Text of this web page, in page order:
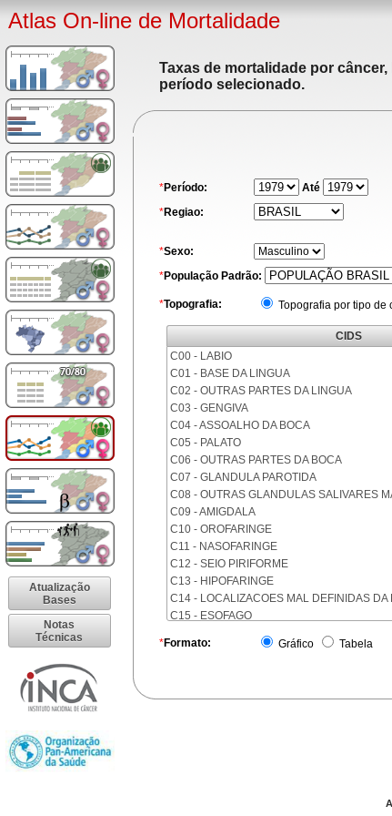
Atlas On-line de Mortalidade
Atualização
Bases
Notas
Técnicas
Taxas de mortalidade por
período selecionado.
*Período:
Até
*Regiao:
*Sexo:
*População Padrão:
*Topografia: Topografia por tipo de
CIDS
C00 - LABIO
C01 - BASE DA LINGUA
C02 - OUTRAS PARTES DA LINGUA
C03 - GENGIVA
C04 - ASSOALHO DA BOCA
C05 - PALATO
C06 - OUTRAS PARTES DA BOCA
C07 - GLANDULA PAROTIDA
C08 - OUTRAS GLANDULAS SALIVARES
C09 - AMIGDALA
C10 - OROFARINGE
C11 - NASOFARINGE
C12 - SEIO PIRIFORME
C13 - HIPOFARINGE
C14 - LOCALIZACOES MAL DEFINIDAS DA
C15 - ESOFAGO
C17 - INTESTINO DELGADO
C20 - RETO
C26 - LOCALIZACOES MAL DEFINIDAS
*Formato: Gráfico Tabela